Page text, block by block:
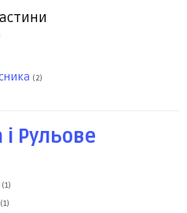
(2)
і Рульове
(1)
(1)